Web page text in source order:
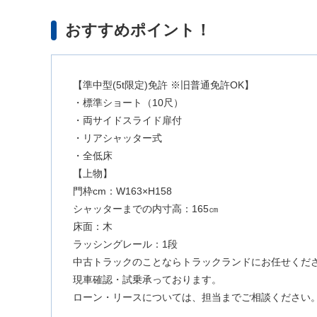
おすすめポイント！
【準中型(5t限定)免許 ※旧普通免許OK】
・標準ショート（10尺）
・両サイドスライド扉付
・リアシャッター式
・全低床
【上物】
門枠cm：W163×H158
シャッターまでの内寸高：165㎝
床面：木
ラッシングレール：1段
中古トラックのことならトラックランドにお任せくだ
現車確認・試乗承っております。
ローン・リースについては、担当までご相談ください。